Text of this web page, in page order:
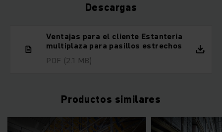
Descargas
Ventajas para el cliente Estantería
multiplaza para pasillos estrechos
PDF (2.1 MB)
Productos similares